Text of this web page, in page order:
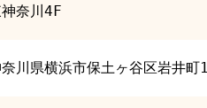
奈川4F
川県横浜市保土ヶ谷区岩井